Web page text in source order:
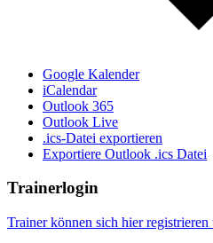
Google Kalender
iCalendar
Outlook 365
Outlook Live
.ics-Datei exportieren
Exportiere Outlook .ics Datei
Trainerlogin
Trainer können sich hier